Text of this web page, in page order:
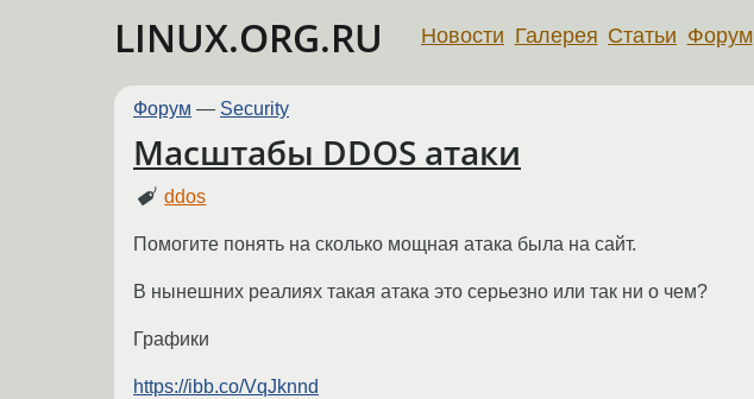
LINUX.ORG.RU Новости Галерея Статьи Форум
Форум — Security
Масштабы DDOS атаки
ddos
Помогите понять на сколько мощная атака была на сайт.
В нынешних реалиях такая атака это серьезно или так ни о чем?
Графики
https://ibb.co/VqJknnd